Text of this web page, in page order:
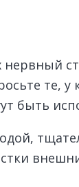
те, у
быть